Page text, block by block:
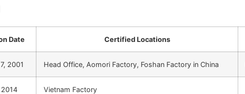
Date Certified Locations
2001 Head Office, Aomori Factory, Foshan Factory in China
Vietnam Factory